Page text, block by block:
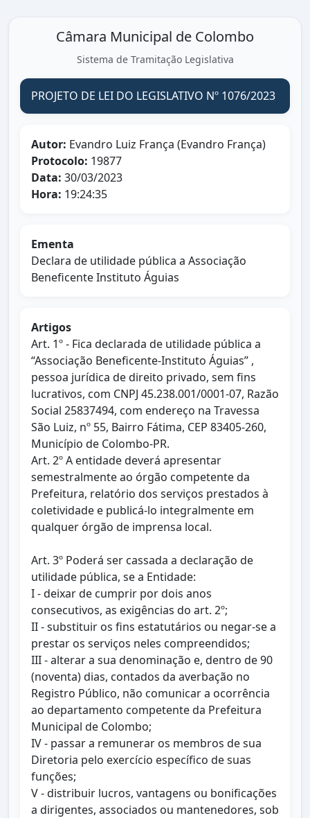
Câmara Municipal de Colombo
Sistema de Tramitação Legislativa
PROJETO DE LEI DO LEGISLATIVO Nº 1076/2023
Autor: Evandro Luiz França (Evandro França)
Protocolo: 19877
Data: 30/03/2023
Hora: 19:24:35
Ementa
Declara de utilidade pública a Associação
Beneficente Instituto Águias
Artigos
Art. 1º - Fica declarada de utilidade pública a
“Associação Beneficente-Instituto Águias” ,
pessoa jurídica de direito privado, sem fins
lucrativos, com CNPJ 45.238.001/0001-07, Razão
Social 25837494, com endereço na Travessa
São Luiz, nº 55, Bairro Fátima, CEP 83405-260,
Município de Colombo-PR.
Art. 2º A entidade deverá apresentar
semestralmente ao órgão competente da
Prefeitura, relatório dos serviços prestados à
coletividade e publicá-lo integralmente em
qualquer órgão de imprensa local.
Art. 3º Poderá ser cassada a declaração de
utilidade pública, se a Entidade:
I - deixar de cumprir por dois anos
consecutivos, as exigências do art. 2º;
II - substituir os fins estatutários ou negar-se a
prestar os serviços neles compreendidos;
III - alterar a sua denominação e, dentro de 90
(noventa) dias, contados da averbação no
Registro Público, não comunicar a ocorrência
ao departamento competente da Prefeitura
Municipal de Colombo;
IV - passar a remunerar os membros de sua
Diretoria pelo exercício específico de suas
funções;
V - distribuir lucros, vantagens ou bonificações
a dirigentes, associados ou mantenedores, sob